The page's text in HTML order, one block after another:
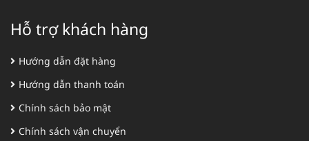
Hỗ trợ khách hàng
Hướng dẫn đặt hàng
Hướng dẫn thanh toán
Chính sách bảo mật
Chính sách vận chuyển